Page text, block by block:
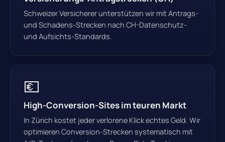
Schweizer Versicherer unterstützen wir mit Antrags-
und Schadens-Strecken nach CH-Datenschutz-
und Aufsichts-Standards.
💶
High-Conversion-Sites im teuren Markt
In Zürich kostet jeder verlorene Klick echtes Geld. Wir
optimieren Conversion-Strecken systematisch mit